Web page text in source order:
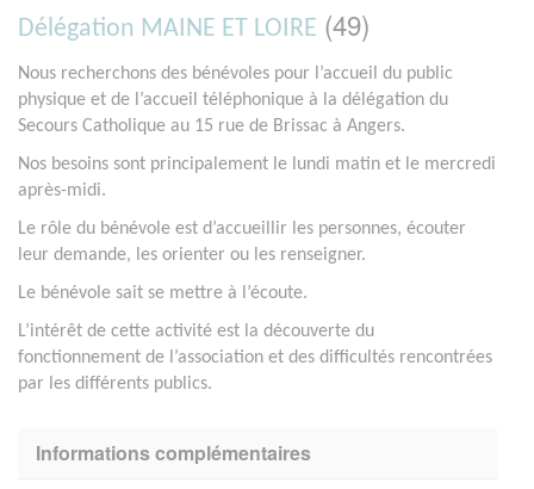
Délégation MAINE ET LOIRE (49)
Nous recherchons des bénévoles pour l’accueil du public
physique et de l’accueil téléphonique à la délégation du
Secours Catholique au 15 rue de Brissac à Angers.
Nos besoins sont principalement le lundi matin et le mercredi
après-midi.
Le rôle du bénévole est d’accueillir les personnes, écouter
leur demande, les orienter ou les renseigner.
Le bénévole sait se mettre à l’écoute.
L’intérêt de cette activité est la découverte du
fonctionnement de l’association et des difficultés rencontrées
par les différents publics.
Informations complémentaires